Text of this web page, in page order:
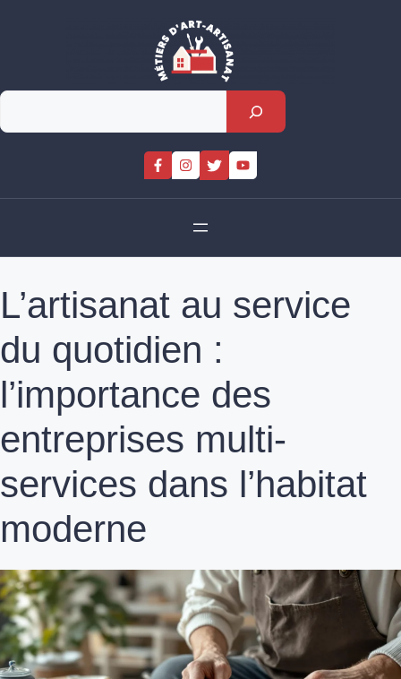
Rechercher
L’artisanat au service
du quotidien :
l’importance des
entreprises multi-
services dans l’habitat
moderne